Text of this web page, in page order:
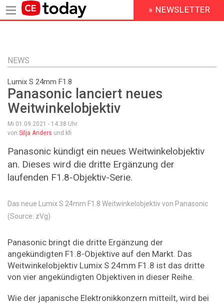
Inhalt
HEADER
MENU
» NEWSLETTER
NEWS
Lumix S 24mm F1.8
Panasonic lanciert neues
Weitwinkelobjektiv
Mi 01.09.2021 - 14:38 Uhr
von Silja Anders und kfi
Panasonic kündigt ein neues Weitwinkelobjektiv
an. Dieses wird die dritte Ergänzung der
laufenden F1.8-Objektiv-Serie.
Das neue Lumix S 24mm F1.8 Weitwinkelobjektiv von Panasonic
(Source: zVg)
Panasonic bringt die dritte Ergänzung der
angekündigten F1.8-Objektive auf den Markt. Das
Weitwinkelobjektiv Lumix S 24mm F1.8 ist das dritte
von vier angekündigten Objektiven in dieser Reihe.
Wie der japanische Elektronikkonzern mitteilt, wird bei